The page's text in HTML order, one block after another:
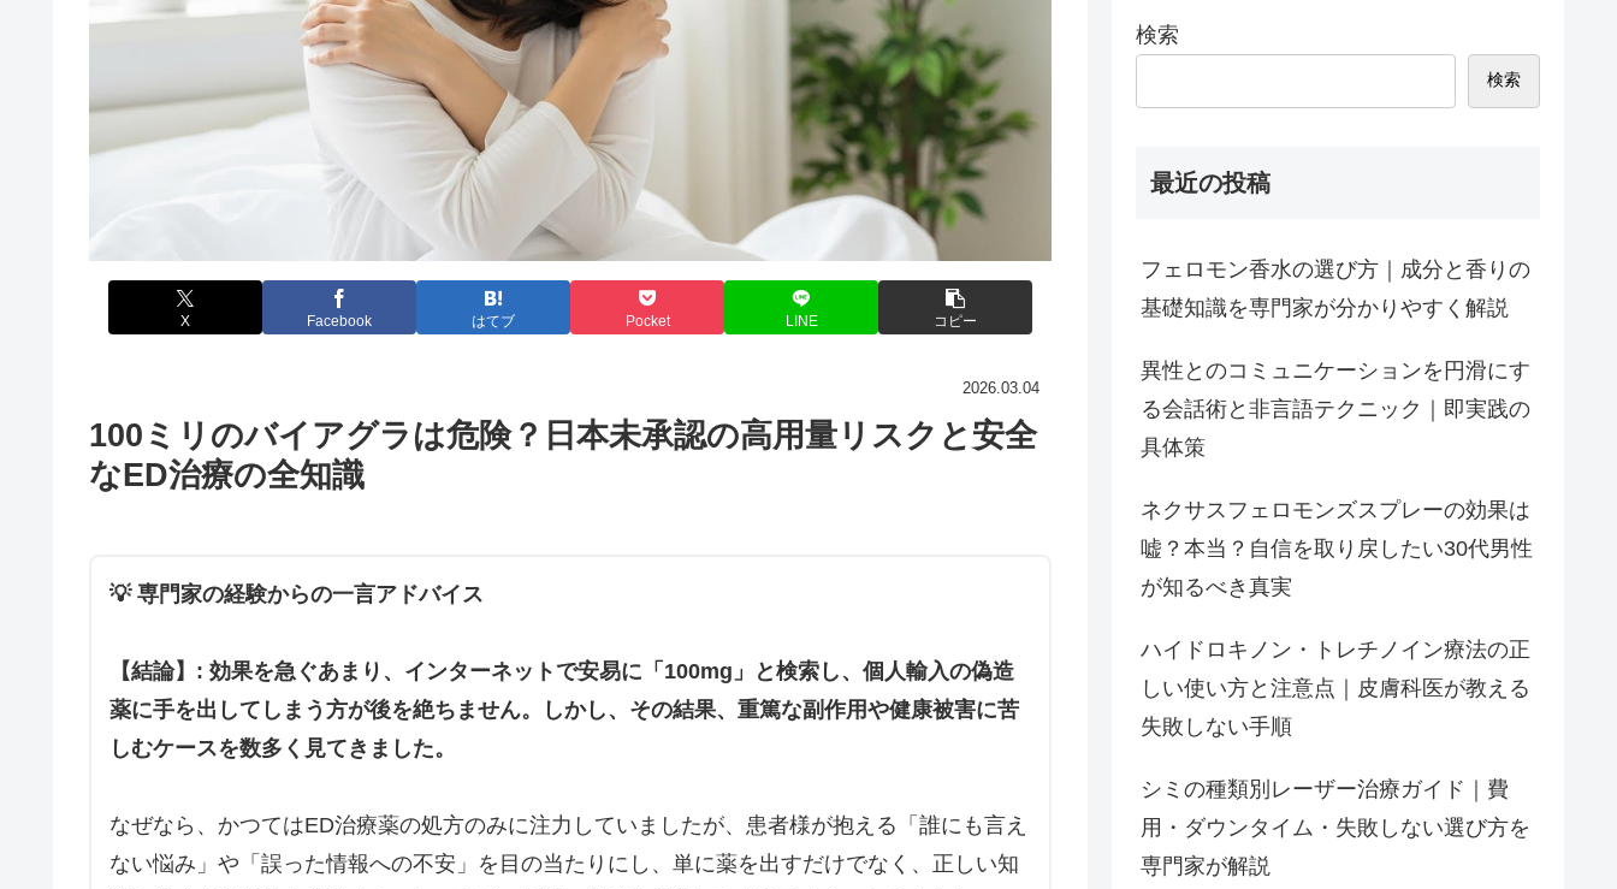
X Facebook はてブ Pocket LINE コピー
2026.03.04
100ミリのバイアグラは危険？日本未承認の高用量リスクと安全
なED治療の全知識
💡 専門家の経験からの一言アドバイス
【結論】: 効果を急ぐあまり、インターネットで安易に「100mg」と検索し、個人輸入の偽造
薬に手を出してしまう方が後を絶ちません。しかし、その結果、重篤な副作用や健康被害に苦
しむケースを数多く見てきました。
なぜなら、かつてはED治療薬の処方のみに注力していましたが、患者様が抱える「誰にも言え
ない悩み」や「誤った情報への不安」を目の当たりにし、単に薬を出すだけでなく、正しい知
検索
検索
最近の投稿
フェロモン香水の選び方｜成分と香りの
基礎知識を専門家が分かりやすく解説
異性とのコミュニケーションを円滑にす
る会話術と非言語テクニック｜即実践の
具体策
ネクサスフェロモンズスプレーの効果は
嘘？本当？自信を取り戻したい30代男性
が知るべき真実
ハイドロキノン・トレチノイン療法の正
しい使い方と注意点｜皮膚科医が教える
失敗しない手順
シミの種類別レーザー治療ガイド｜費
用・ダウンタイム・失敗しない選び方を
専門家が解説